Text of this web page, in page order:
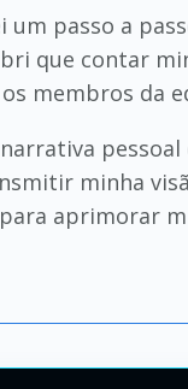
um passo a
que contar
membros da
minha
aprimorar